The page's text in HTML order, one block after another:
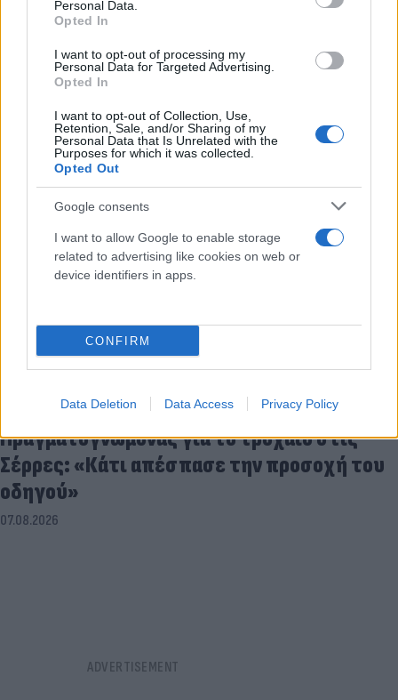
Personal Data.
Opted In
I want to opt-out of processing my
Personal Data for Targeted Advertising.
Opted In
I want to opt-out of Collection, Use,
Retention, Sale, and/or Sharing of my
Personal Data that Is Unrelated with the
Purposes for which it was collected.
Opted Out
Google consents
I want to allow Google to enable storage
related to advertising like cookies on web or
device identifiers in apps.
CONFIRM
Data Deletion Data Access Privacy Policy
Πραγματογνώμονας για το τροχαίο στις
Σέρρες: «Κάτι απέσπασε την προσοχή του
οδηγού»
07.08.2026